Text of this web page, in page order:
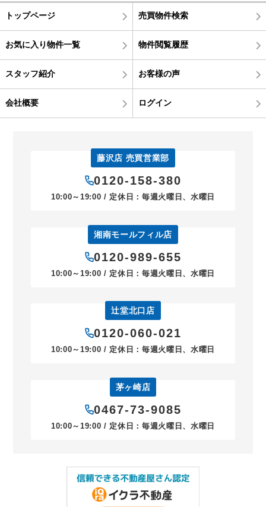
トップページ 売買物件検索
お気に入り物件一覧 物件閲覧履歴
スタッフ紹介 お客様の声
会社概要 ログイン
藤沢店 売買営業部
0120-158-380
10:00～19:00 / 定休日：毎週火曜日、水曜日
湘南モールフィル店
0120-989-655
10:00～19:00 / 定休日：毎週火曜日、水曜日
辻堂北口店
0120-060-021
10:00～19:00 / 定休日：毎週火曜日、水曜日
茅ヶ崎店
0467-73-9085
10:00～19:00 / 定休日：毎週火曜日、水曜日